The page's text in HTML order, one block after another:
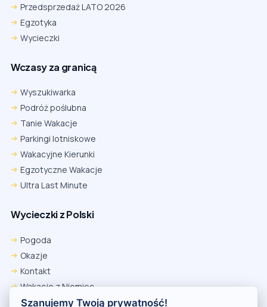
Przedsprzedaż LATO 2026
Egzotyka
Wycieczki
Wczasy za granicą
Wyszukiwarka
Podróż poślubna
Tanie Wakacje
Parkingi lotniskowe
Wakacyjne Kierunki
Egzotyczne Wakacje
Ultra Last Minute
Wycieczki z Polski
Pogoda
Okazje
Kontakt
Wakacje z Niemiec
Polityka Prywatności
Firefox
Ustawienia → Prywatność i bezpieczeństwo → Pliki cookie innych
firm → ustaw „Zezwalaj”.
Na czas rezerwacji nie blokuj cookies i śledzenia dla tej witryny.
Szanujemy Twoją prywatność!